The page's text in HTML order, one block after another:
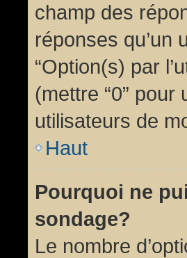
champ des
réponses qu’un
“Option(s) par
(mettre “0”
utilisateurs de
Haut
Pourquoi ne
sondage?
Le nombre